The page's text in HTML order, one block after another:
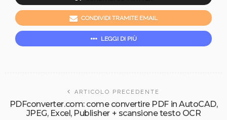
CONDIVIDI TRAMITE EMAIL
LEGGI DI PIÙ
ARTICOLO PRECEDENTE
PDFconverter.com: come convertire PDF in AutoCAD,
JPEG, Excel, Publisher + scansione testo OCR